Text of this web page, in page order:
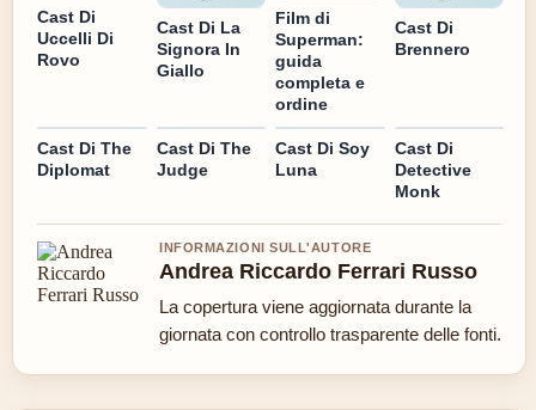
Cast Di
Uccelli Di
Rovo
Cast Di La
Signora In
Giallo
Film di
Superman:
guida
completa e
ordine
Cast Di
Brennero
Cast Di The
Diplomat
Cast Di The
Judge
Cast Di Soy
Luna
Cast Di
Detective
Monk
INFORMAZIONI SULL'AUTORE
Andrea Riccardo Ferrari Russo
La copertura viene aggiornata durante la
giornata con controllo trasparente delle fonti.